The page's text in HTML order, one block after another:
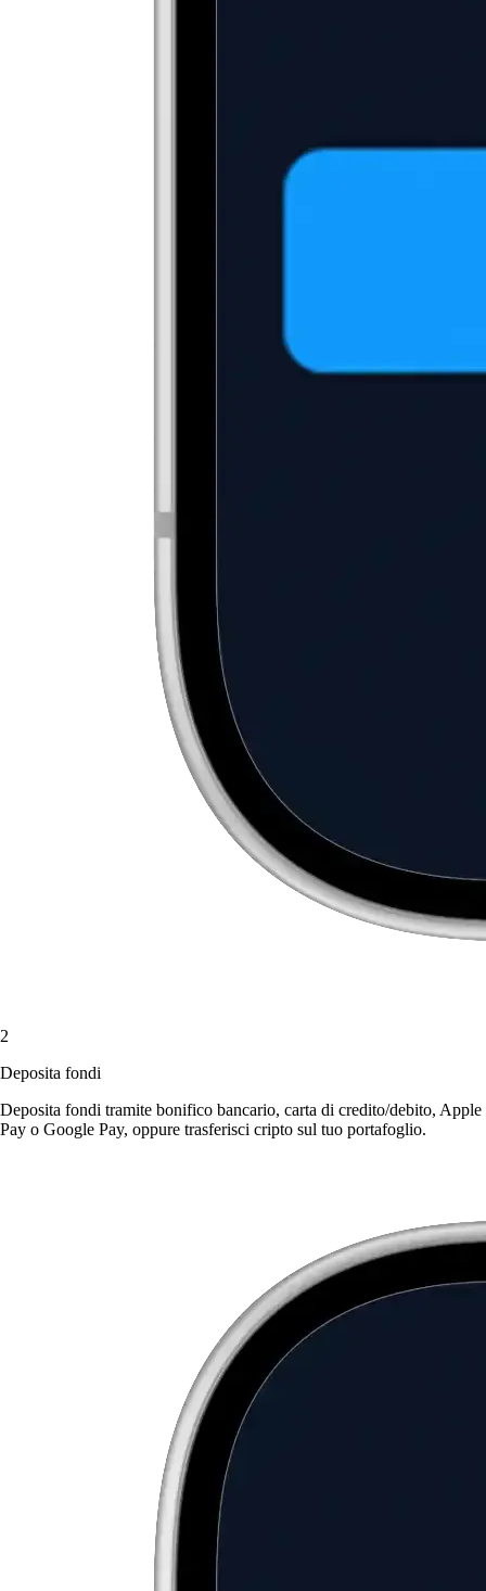
2
Deposita fondi
Deposita fondi tramite bonifico bancario, carta di credito/debito, Apple
Pay o Google Pay, oppure trasferisci cripto sul tuo portafoglio.